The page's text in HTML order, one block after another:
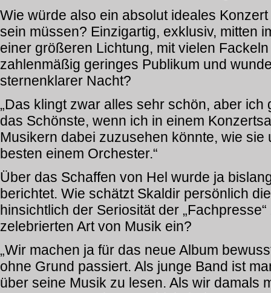
Wie würde also ein absolut ideales
sein müssen? Einzigartig, exklusiv, mitten
einer größeren Lichtung, mit vielen
zahlenmäßig geringes Publikum und
sternenklarer Nacht?
„Das klingt zwar alles sehr schön, aber
das Schönste, wenn ich in einem
Musikern dabei zuzusehen könnte, wie sie
besten einem Orchester.“
Über das Schaffen von Hel wurde ja
berichtet. Wie schätzt Skaldir persönlich
hinsichtlich der Seriosität der
zelebrierten Art von Musik ein?
„Wir machen ja für das neue Album
ohne Grund passiert. Als junge Band ist
über seine Musik zu lesen. Als wir damals